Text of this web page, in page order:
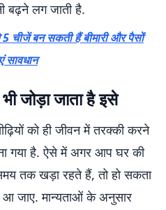
बढ़ने लग जाती है.
चीजें बन सकती हैं बीमारी और पैसों
सावधान
जोड़ा जाता है इसे
को ही जीवन में तरक्की करने
गया है. ऐसे में अगर आप घर की
तक खड़ा रहते हैं, तो हो सकता
जाए. मान्यताओं के अनुसार